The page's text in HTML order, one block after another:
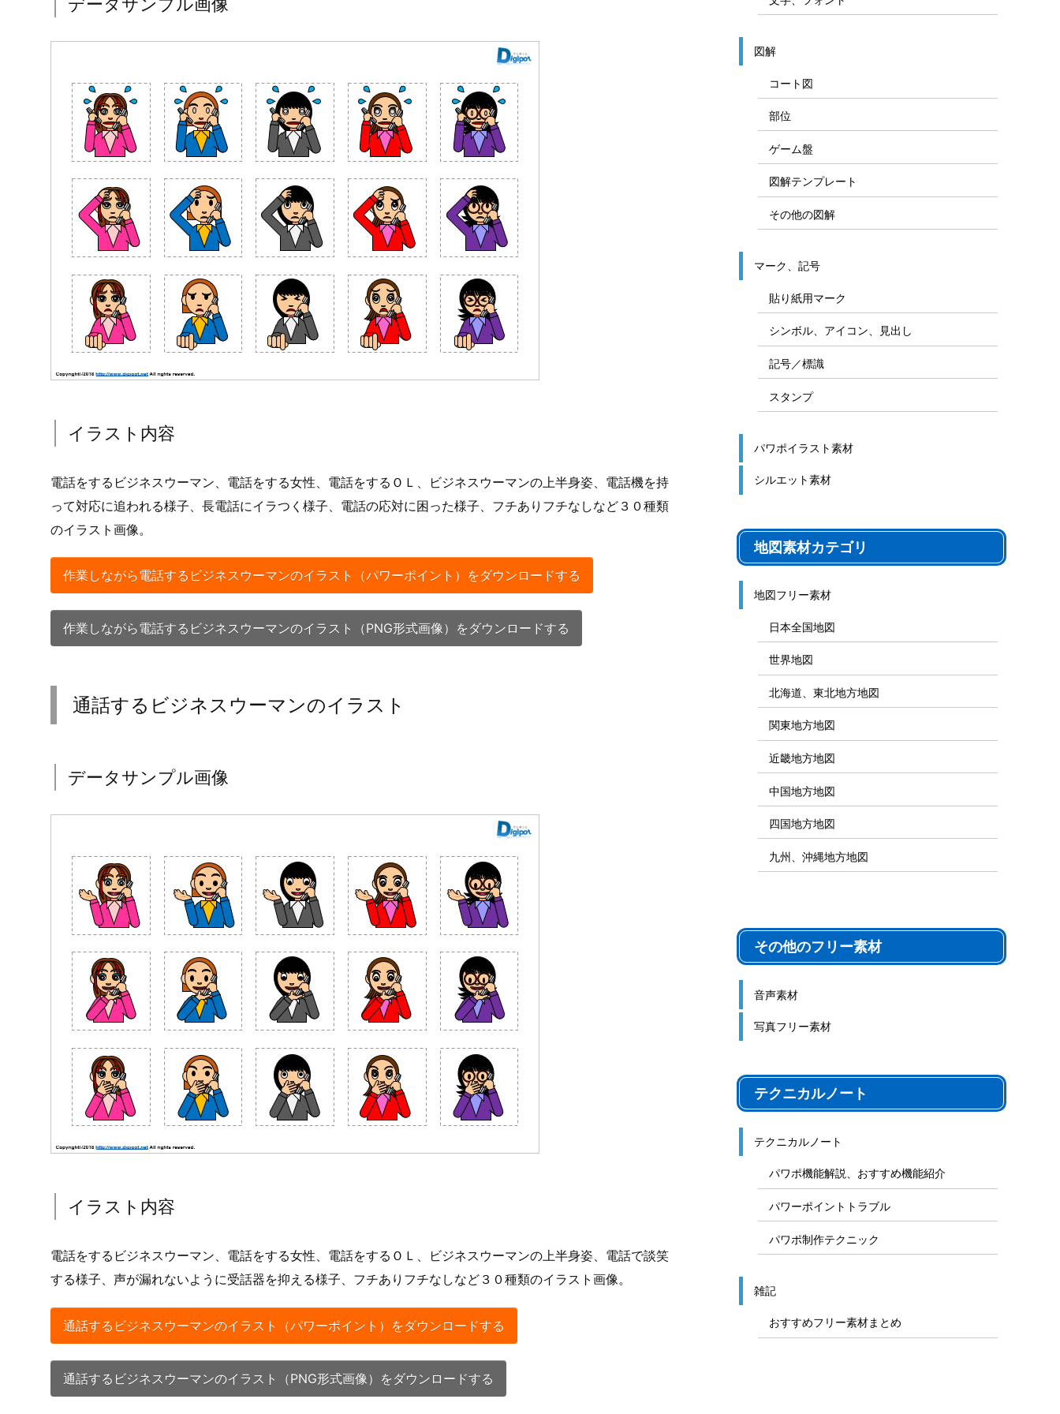
イラスト内容
電話をするビジネスウーマン、電話をする女性、電話をするＯＬ、ビジネスウーマンの上半身姿、電話機を持
って対応に追われる様子、長電話にイラつく様子、電話の応対に困った様子、フチありフチなしなど３０種類
のイラスト画像。
作業しながら電話するビジネスウーマンのイラスト（パワーポイント）をダウンロードする
作業しながら電話するビジネスウーマンのイラスト（PNG形式画像）をダウンロードする
通話するビジネスウーマンのイラスト
データサンプル画像
イラスト内容
電話をするビジネスウーマン、電話をする女性、電話をするＯＬ、ビジネスウーマンの上半身姿、電話で談笑
する様子、声が漏れないように受話器を抑える様子、フチありフチなしなど３０種類のイラスト画像。
通話するビジネスウーマンのイラスト（パワーポイント）をダウンロードする
通話するビジネスウーマンのイラスト（PNG形式画像）をダウンロードする
図解
コート図
部位
ゲーム盤
図解テンプレート
その他の図解
マーク、記号
貼り紙用マーク
シンボル、アイコン、見出し
記号／標識
スタンプ
パワポイラスト素材
シルエット素材
地図素材カテゴリ
地図フリー素材
日本全国地図
世界地図
北海道、東北地方地図
関東地方地図
近畿地方地図
中国地方地図
四国地方地図
九州、沖縄地方地図
その他のフリー素材
音声素材
写真フリー素材
テクニカルノート
テクニカルノート
パワポ機能解説、おすすめ機能紹介
パワーポイントトラブル
パワポ制作テクニック
雑記
おすすめフリー素材まとめ